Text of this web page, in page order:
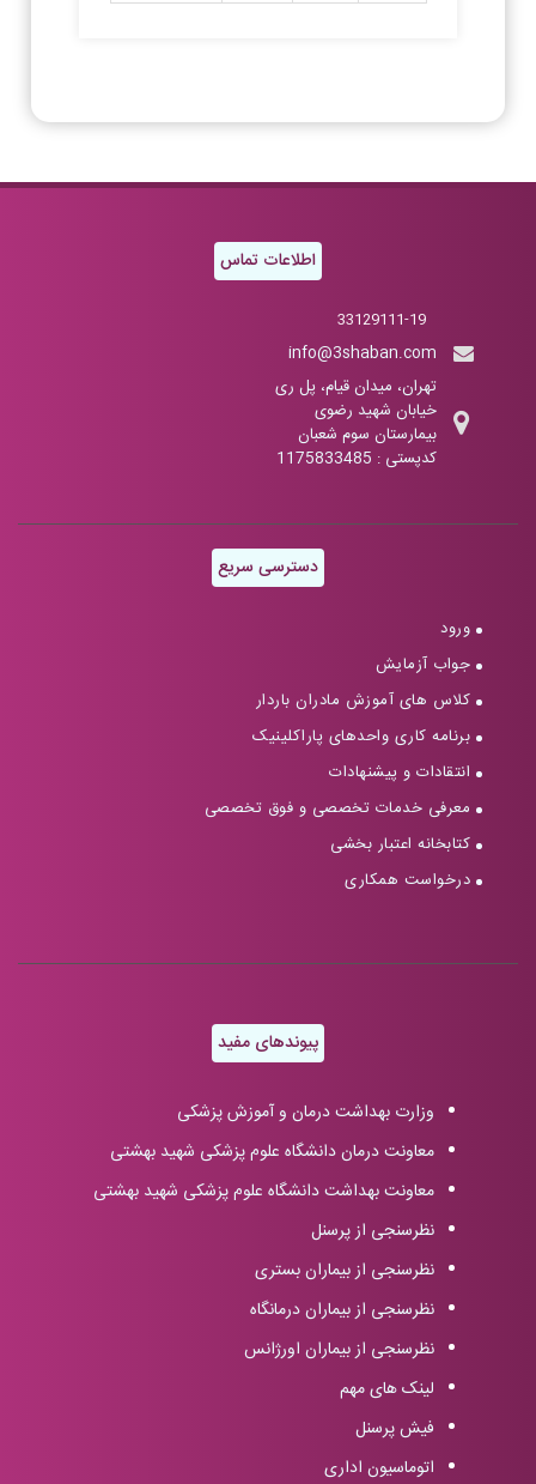
اطلاعات تماس
33129111-19
info@3shaban.com
تهران، میدان قیام، پل ری
خیابان شهید رضوی
بیمارستان سوم شعبان
کدپستی : 1175833485
دسترسی سریع
ورود
جواب آزمایش
کلاس های آموزش مادران باردار
برنامه کاری واحدهای پاراکلینیک
انتقادات و پیشنهادات
معرفی خدمات تخصصی و فوق تخصصی
کتابخانه اعتبار بخشی
درخواست همکاری
پیوندهای مفید
وزارت بهداشت درمان و آموزش پزشکی
معاونت درمان دانشگاه علوم پزشکی شهید بهشتی
معاونت بهداشت دانشگاه علوم پزشکی شهید بهشتی
نظرسنجی از پرسنل
نظرسنجی از بیماران بستری
نظرسنجی از بیماران درمانگاه
نظرسنجی از بیماران اورژانس
لینک های مهم
فیش پرسنل
اتوماسیون اداری